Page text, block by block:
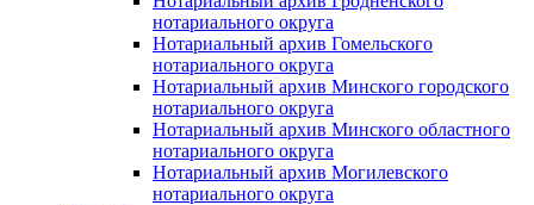
нотариального округа
Нотариальный архив Гомельского
нотариального округа
Нотариальный архив Минского городского
нотариального округа
Нотариальный архив Минского областного
нотариального округа
Нотариальный архив Могилевского
нотариального округа